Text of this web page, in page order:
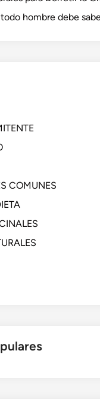
hombre debe
COMUNES